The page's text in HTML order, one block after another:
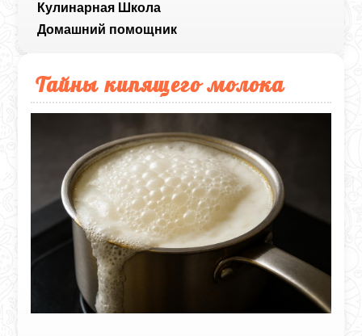
Кулинарная Школа
Домашний помощник
Тайны кипящего молока